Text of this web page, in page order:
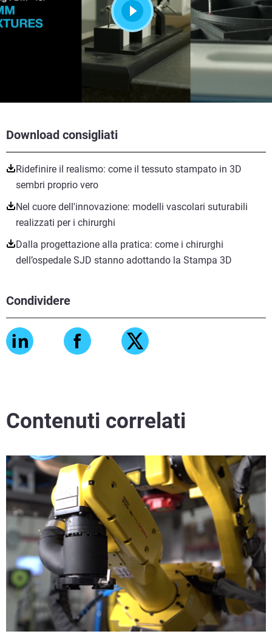
Download consigliati
Ridefinire il realismo: come il tessuto stampato in 3D
sembri proprio vero
Nel cuore dell'innovazione: modelli vascolari suturabili
realizzati per i chirurghi
Dalla progettazione alla pratica: come i chirurghi
dell’ospedale SJD stanno adottando la Stampa 3D
Condividere
Contenuti correlati